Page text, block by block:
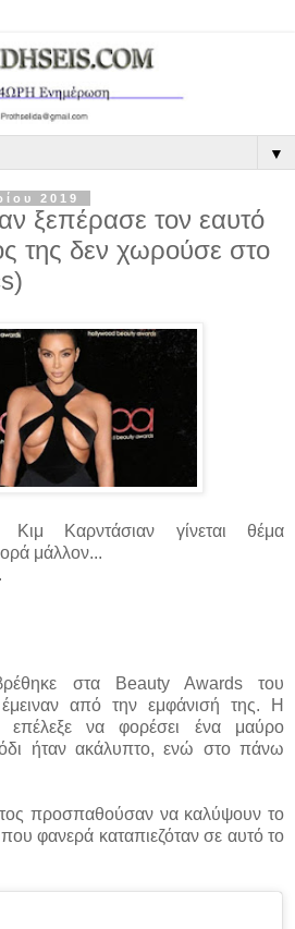
▼
2019
ξεπέρασε τον εαυτό
της δεν χωρούσε στο
Καρντάσιαν γίνεται θέμα
μάλλον...
στα Beauty Awards του
από την εμφάνισή της. Η
επέλεξε να φορέσει ένα μαύρο
ήταν ακάλυπτο, ενώ στο πάνω
προσπαθούσαν να καλύψουν το
φανερά καταπιεζόταν σε αυτό το